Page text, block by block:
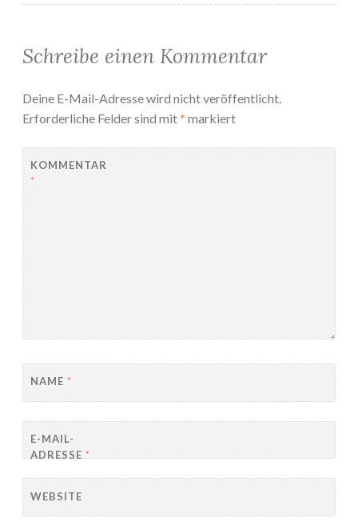
Schreibe einen Kommentar
Deine E-Mail-Adresse wird nicht veröffentlicht.
Erforderliche Felder sind mit* markiert
KOMMENTAR
*
NAME *
E-MAIL-
ADRESSE *
WEBSITE